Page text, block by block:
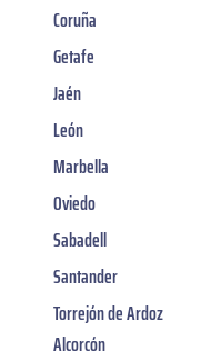
Coruña
Getafe
Jaén
León
Marbella
Oviedo
Sabadell
Santander
Torrejón de Ardoz
Alcorcón